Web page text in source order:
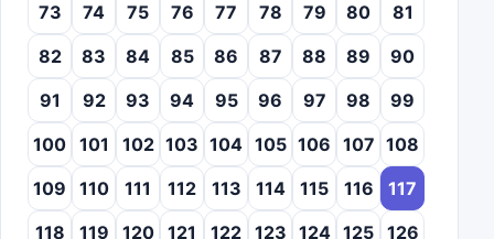
73
74 75 76 77 78 79 80
81
82
83 84 85 86 87 88 89
90
91
92 93 94 95 96 97 98
99
100 101 102 103 104 105 106 107 108
109
110 111 112 113 114 115 116
117
118
119 120 121 122 123 124 125 126